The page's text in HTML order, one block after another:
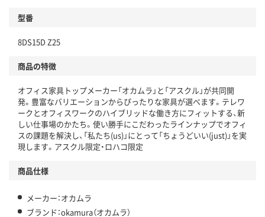
仕組
この商品の環境配慮ポイントです。下記商品詳細「
アスクル商品環境スコア詳細／加点項目
」で確認できます。
型番
8DS15D Z25
商品の特徴
オフィス家具トップメーカー「オカムラ」と「アスクル」が共同開
発。豊富なバリエーションからぴったりな家具が選べます。テレワ
ークとオフィスワークのハイブリッドな働き方にフィットする、新
しい仕事場のかたち。使い勝手にこだわったラインナップでオフィ
スの課題を解決し、「私たち(us)」にとって「ちょうどいい(just)」を実
現します。アスクル限定・ロハコ限定
商品仕様
メーカー：オカムラ
ブランド：okamura（オカムラ）